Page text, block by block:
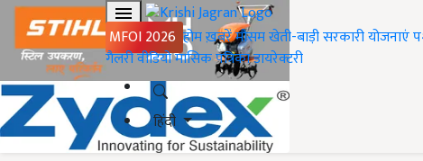
MFOI 2026 होमख़बरेंमौसमखेती-बाड़ीसरकारी योजनाएं
गैलरीवीडियोमासिक पत्रिकाडायरेक्टरी
हिंदी